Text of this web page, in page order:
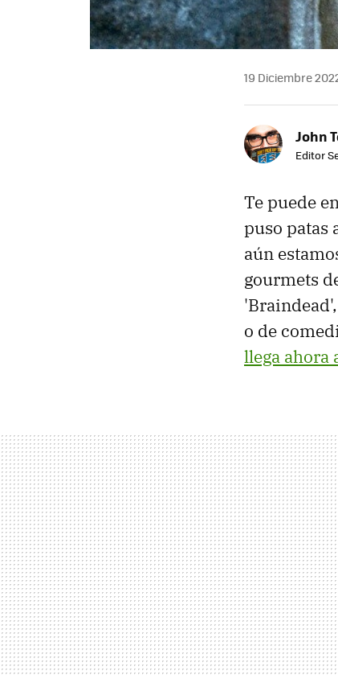
19 Diciembre
John
Editor
Te puede
puso patas
aún
gourmets
o de
llega ahora